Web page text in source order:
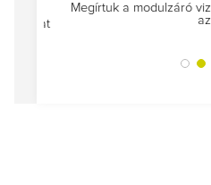
Megírtuk a modulzáró
az